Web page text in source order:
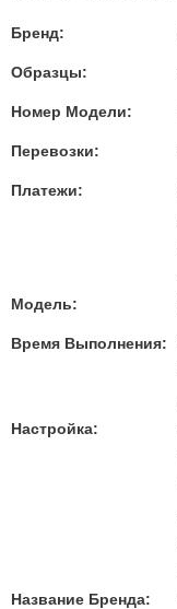
Бренд:
Образцы:
Номер Модели:
Перевозки:
Платежи:
Модель:
Время Выполнения:
Настройка:
Название Бренда: